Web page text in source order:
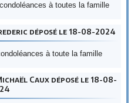
à toutes la famille
déposé le 18-08-2024
à toute la famille
Caux déposé le 18-08-